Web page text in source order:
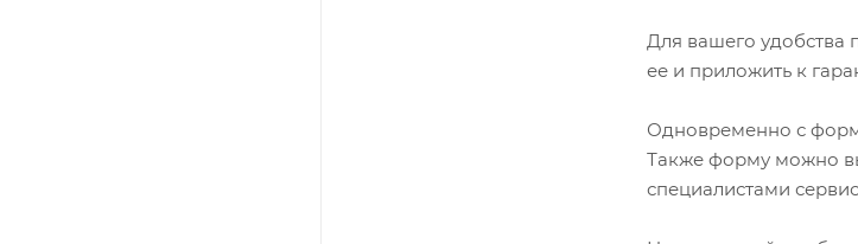
Для вашего удобства
ее и приложить к
Одновременно с
Также форму можно
специалистами